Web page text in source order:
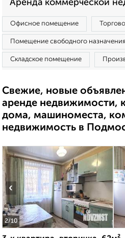
Аренда коммерческой
Офисное помещение
Помещение свободного назначения
Складское помещение
Свежие, новые
аренде недвижимости,
дома, машиноместа,
недвижимость в
2/10
‹